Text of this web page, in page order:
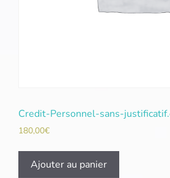
Credit-Personnel-sans-
180,00€
Ajouter au panier